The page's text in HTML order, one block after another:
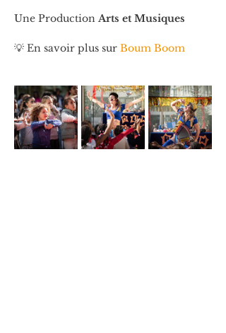
Une Production Arts et Musiques
💡 En savoir plus sur Boum Boom